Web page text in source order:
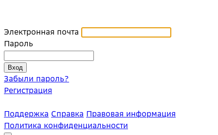
Электронная почта
Пароль
Забыли пароль?
Регистрация
Поддержка Справка Правовая информация
Политика конфиденциальности